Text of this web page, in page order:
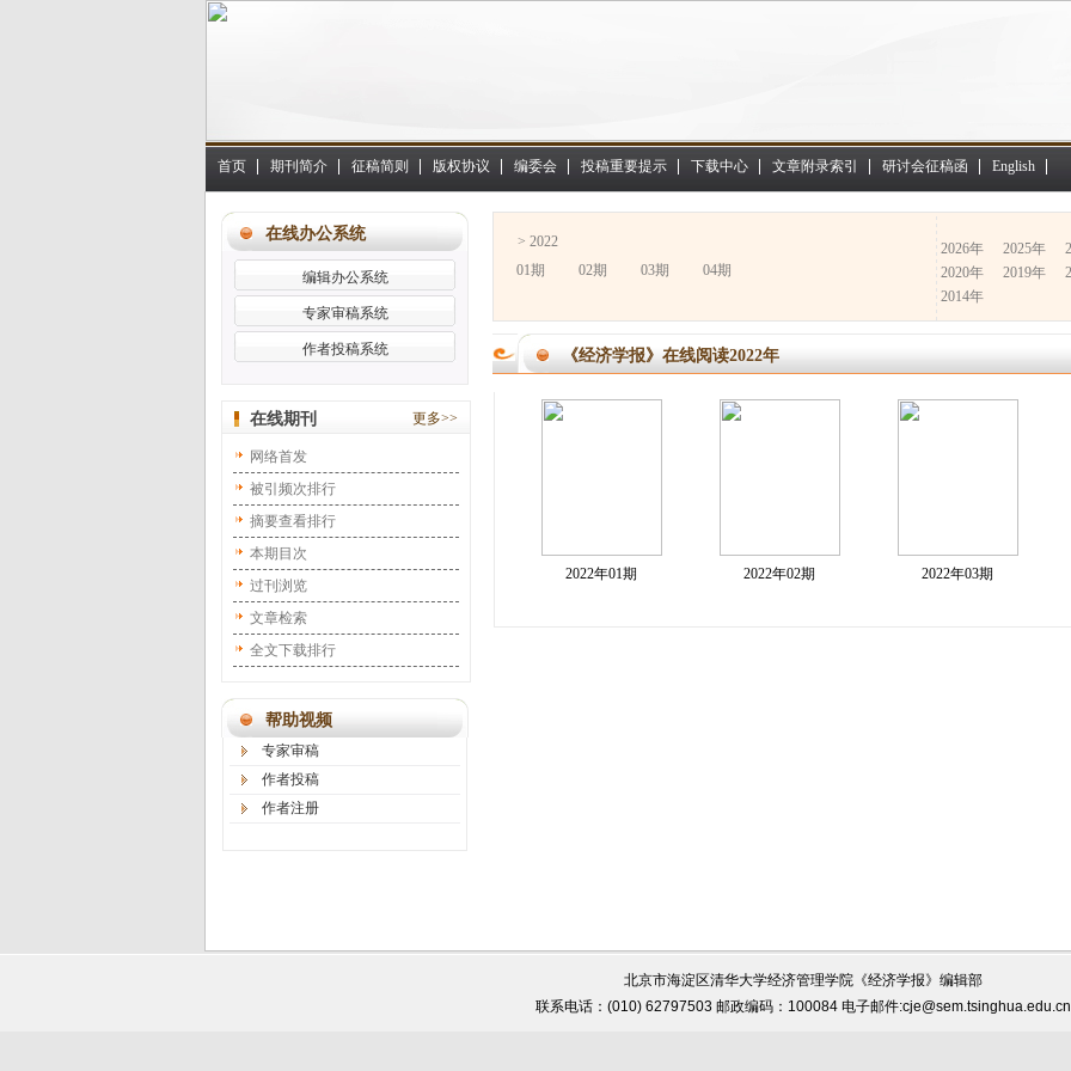
首页 期刊简介 征稿简则 版权协议 编委会 投稿重要提示 下载中心 文章附录索引 研讨会征稿函 English
在线办公系统
编辑办公系统
专家审稿系统
作者投稿系统
在线期刊 更多>>
网络首发
被引频次排行
摘要查看排行
本期目次
过刊浏览
文章检索
全文下载排行
帮助视频
专家审稿
作者投稿
作者注册
> 2022
01期
02期 03期 04期
2026年 2025年
2020年
2019年
2014年
《经济学报》在线阅读2022年
2022年01期 2022年02期 2022年03期
北京市海淀区清华大学经济管理学院《经济学报》编辑部
联系电话：(010) 62797503 邮政编码：100084 电子邮件:cje@sem.tsinghua.edu.cn